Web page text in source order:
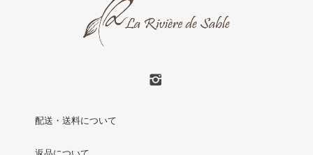
配送・送料について